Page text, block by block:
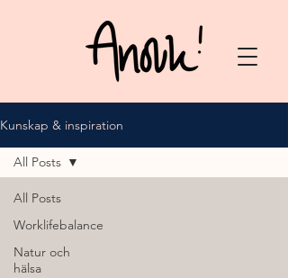
Kunskap & inspiration
All Posts
Worklifebalance
Natur och
hälsa
All Posts